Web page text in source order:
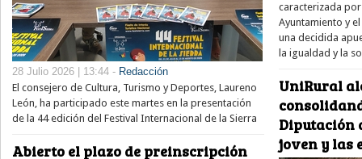
28 Julio 2026 | 13:44 - Redacción
El consejero de Cultura, Turismo y Deportes, Laureno
León, ha participado este martes en la presentación
de la 44 edición del Festival Internacional de la Sierra
Abierto el plazo de preinscripción
caracterizada
Ayuntamiento y
una decidida
la igualdad y la
UniRural
Diputación
joven y las